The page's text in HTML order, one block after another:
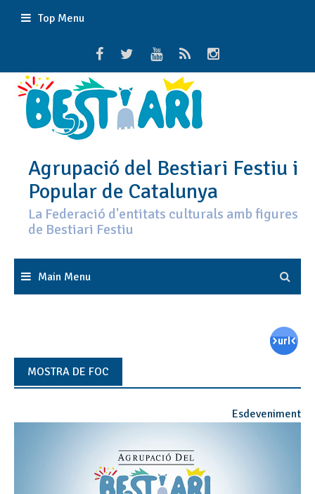
Top Menu
Agrupació del Bestiari Festiu i
Popular de Catalunya
La Federació d'entitats culturals amb figures
de Bestiari Festiu
Main Menu
MOSTRA DE FOC
Esdeveniment